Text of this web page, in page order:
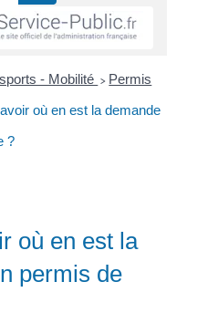
- Mobilité > Permis
où en est la demande
?
où en est la
permis de